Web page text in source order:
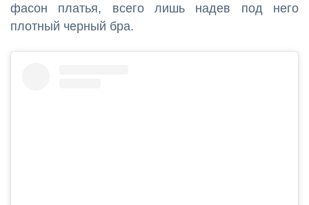
фасон платья, всего лишь надев под него
плотный черный бра.